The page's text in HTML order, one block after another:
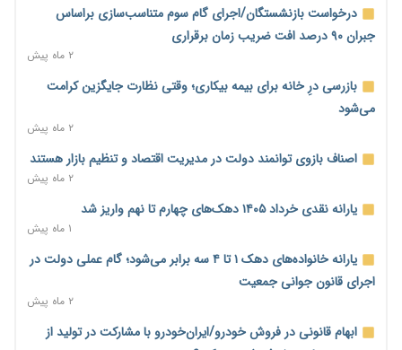
همچنان متوقف است
کارخانه‌ها ایستادند؛ تولیدکنندگان همچنان زیر فشار خسارت و تأمین
مواد اولیه
قیمت مسکن در دست سازنده‌های خرد؛ چگونه «عددسازی» بازار
ملک را ملتهب می‌کند؟
مسیر تأمین مواد اولیه صنایع تسهیل شد؛ ۳۴۱۴ کد تعرفه مشمول
منابع صندوق ملی مسکن به متقاضیان رسید؛ اولویت با پروژه‌های
درخواست بازنشستگان/اجرای گام سوم متناسب‌سازی براساس
جبران ۹۰ درصد افت ضریب زمان برقراری
۲ ماه پیش
بازرسی درِ خانه برای بیمه بیکاری؛ وقتی نظارت جایگزین کرامت
می‌شود
۲ ماه پیش
اصناف بازوی توانمند دولت در مدیریت اقتصاد و تنظیم بازار هستند
۲ ماه پیش
یارانه نقدی خرداد ۱۴۰۵ دهک‌های چهارم تا نهم واریز شد
۱ ماه پیش
یارانه خانواده‌های دهک ۱ تا ۴ سه برابر می‌شود؛ گام عملی دولت در
اجرای قانون جوانی جمعیت
۲ ماه پیش
ابهام قانونی در فروش خودرو/ایران‌خودرو با مشارکت در تولید از